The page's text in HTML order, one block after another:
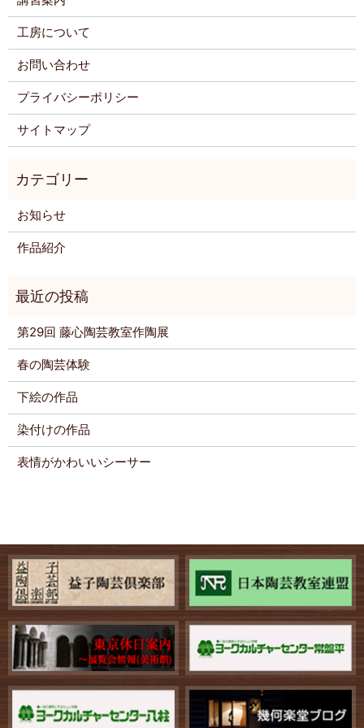
工房について
お問い合わせ
プライバシーポリシー
サイトマップ
お知らせ
作品紹介
第29回 藤心陶芸教室作陶展
春の陶芸体験
下絵の作品
染付けの作品
表情がかわいいシーサー